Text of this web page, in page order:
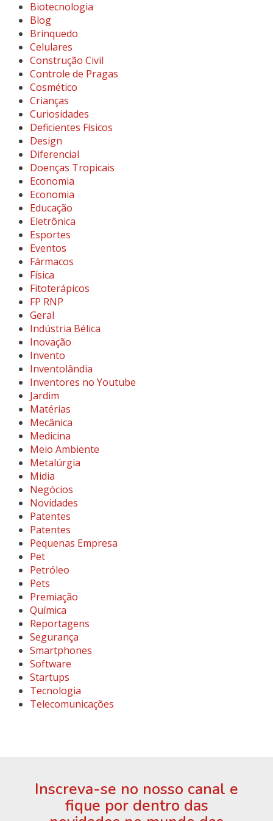
Biotecnologia
Blog
Brinquedo
Celulares
Construção Civil
Controle de Pragas
Cosmético
Crianças
Curiosidades
Deficientes Físicos
Design
Diferencial
Doenças Tropicais
Economia
Economia
Educação
Eletrônica
Esportes
Eventos
Fármacos
Física
Fitoterápicos
FP RNP
Geral
Indústria Bélica
Inovação
Invento
Inventolândia
Inventores no Youtube
Jardim
Matérias
Mecânica
Medicina
Meio Ambiente
Metalúrgia
Midia
Negócios
Novidades
Patentes
Patentes
Pequenas Empresa
Pet
Petróleo
Pets
Premiação
Química
Reportagens
Segurança
Smartphones
Software
Startups
Tecnologia
Telecomunicações
Inscreva-se no nosso canal e
fique por dentro das